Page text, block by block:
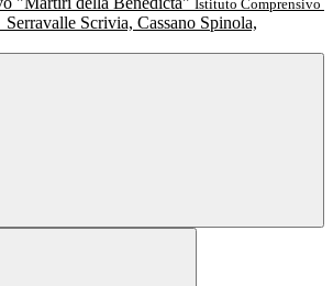
Istituto Comprensivo
Serravalle Scrivia, Cassano Spinola,